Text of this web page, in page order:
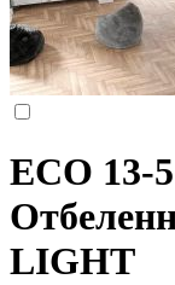
ЕСО 13-
LIGHT